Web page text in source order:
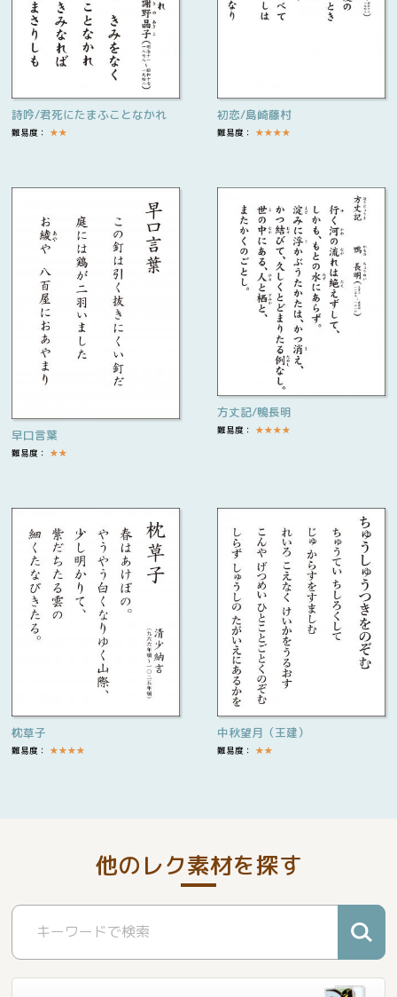
詩吟/君死にたまふことなかれ
難易度： ★★
初恋/島崎藤村
難易度： ★★★★
早口言葉
難易度： ★★
方丈記/鴨長明
難易度： ★★★★
枕草子
難易度： ★★★★
中秋望月（王建）
難易度： ★★
他のレク素材を探す